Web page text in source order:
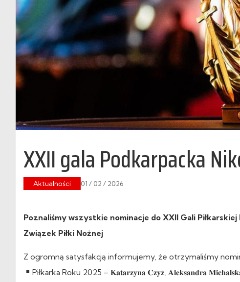
XXII gala Podkarpacka
Aktualności 01 / 02 / 2026
Poznaliśmy wszystkie nominacje do XXII Gali
Związek Piłki Nożnej
Z ogromną satysfakcją informujemy, że otrzymaliśmy
Piłkarka Roku 2025 – 𝐊𝐚𝐭𝐚𝐫𝐳𝐲𝐧𝐚 𝐂𝐳𝐲𝐳̇, 𝐀𝐥𝐞𝐤𝐬𝐚𝐧𝐝𝐫𝐚